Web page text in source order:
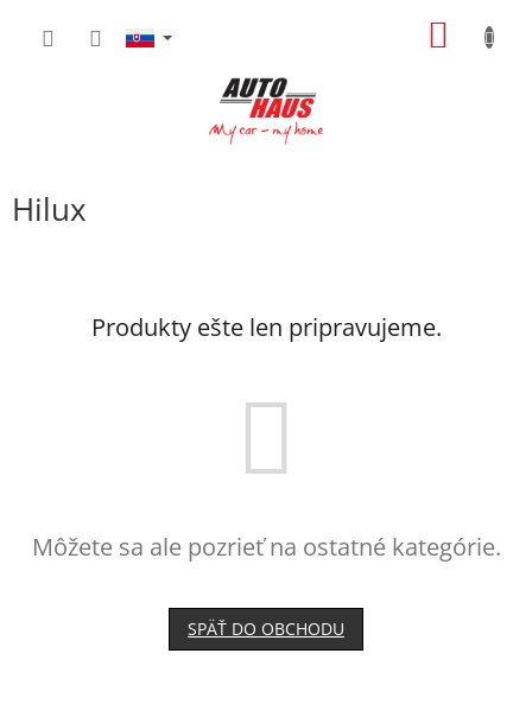
Hilux
Produkty ešte len pripravujeme.
Môžete sa ale pozrieť na ostatné kategórie.
SPÄŤ DO OBCHODU